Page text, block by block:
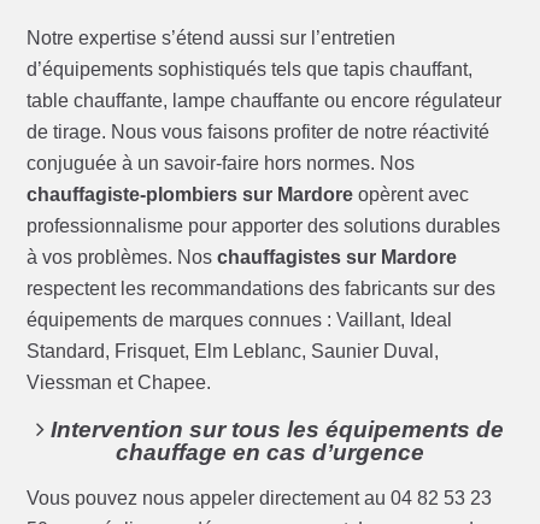
Notre expertise s’étend aussi sur l’entretien
d’équipements sophistiqués tels que tapis chauffant,
table chauffante, lampe chauffante ou encore régulateur
de tirage. Nous vous faisons profiter de notre réactivité
conjuguée à un savoir-faire hors normes. Nos
chauffagiste-plombiers sur Mardore opèrent avec
professionnalisme pour apporter des solutions durables
à vos problèmes. Noschauffagistes sur Mardore
respectent les recommandations des fabricants sur des
équipements de marques connues : Vaillant, Ideal
Standard, Frisquet, Elm Leblanc, Saunier Duval,
Viessman et Chapee.
Intervention sur tous les équipements de
chauffage en cas d’urgence
Vous pouvez nous appeler directement au 04 82 53 23